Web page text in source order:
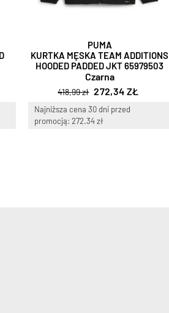
PUMA
KURTKA MĘSKA TEAM ADDITIONS
HOODED PADDED JKT 65979503
Czarna
418,99 zł 272,34 ZŁ
Najniższa cena 30 dni przed
promocją: 272.34 zł